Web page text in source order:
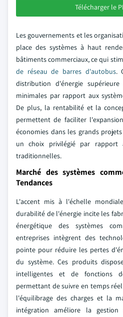
Télécharger le
Les gouvernements et les
place des systèmes à haut
bâtiments commerciaux, ce qui
de réseau de barres d'autobus.
distribution d'énergie
minimales par rapport aux
De plus, la rentabilité et la
permettent de faciliter
économies dans les grands
un choix privilégié par rapport
traditionnelles.
Marché des systèmes
Tendances
L'accent mis à l'échelle
durabilité de l'énergie incite les
énergétique des systèmes
entreprises intègrent des
pointe pour réduire les pertes
du système. Ces produits
intelligentes et de fonctions
permettant de suivre en temps
l'équilibrage des charges et la
intégration améliore la